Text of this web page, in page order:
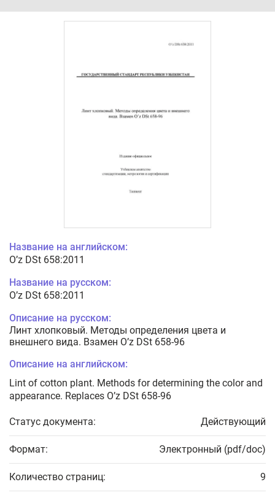
Название на английском:
O’z DSt 658:2011
Название на русском:
O’z DSt 658:2011
Описание на русском:
Линт хлопковый. Методы определения цвета и
внешнего вида. Взамен O’z DSt 658-96
Описание на английском:
Lint of cotton plant. Methods for determining the color and
appearance. Replaces O’z DSt 658-96
Статус документа: Действующий
Формат: Электронный (pdf/doc)
Количество страниц: 9